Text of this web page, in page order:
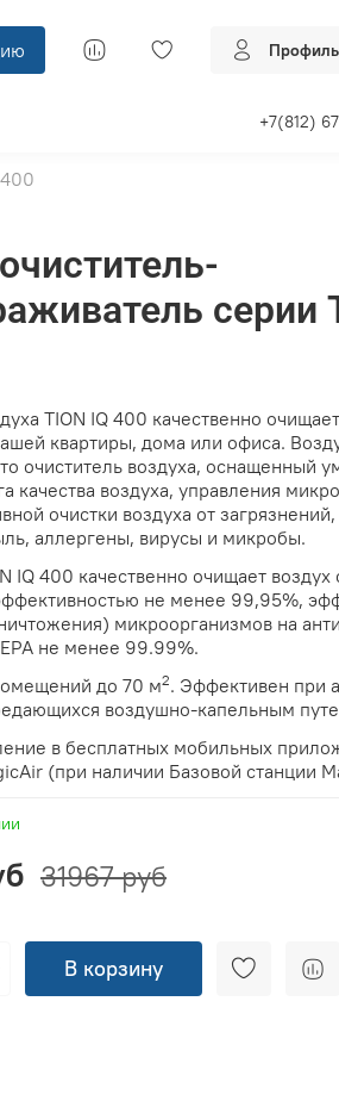
Профиль
+7(812)
серии
31967 руб
В корзину
TION IQ 400 качественно
квартиры, дома или офиса.
очиститель воздуха, оснащенный
качества воздуха, управления
очистки воздуха от
аллергены, вирусы и микробы.
IQ 400 качественно очищает
не менее 99,95%,
микроорганизмов на
не менее 99.99%.
до 70 м2. Эффективен при
воздушно-капельным
в бесплатных мобильных
(при наличии Базовой станции